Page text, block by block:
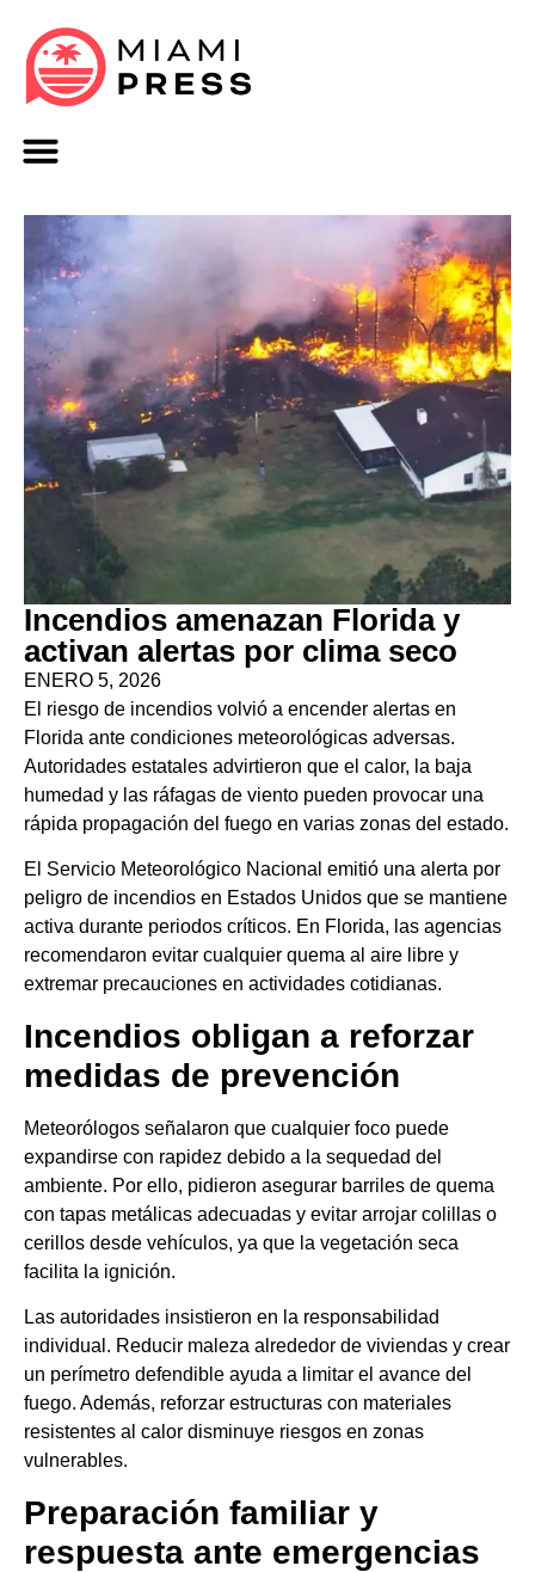
Incendios amenazan Florida y
activan alertas por clima seco
ENERO 5, 2026
El riesgo de incendios volvió a encender alertas en
Florida ante condiciones meteorológicas adversas.
Autoridades estatales advirtieron que el calor, la baja
humedad y las ráfagas de viento pueden provocar una
rápida propagación del fuego en varias zonas del estado.
El Servicio Meteorológico Nacional emitió una alerta por
peligro de incendios en Estados Unidos que se mantiene
activa durante periodos críticos. En Florida, las agencias
recomendaron evitar cualquier quema al aire libre y
extremar precauciones en actividades cotidianas.
Incendios obligan a reforzar
medidas de prevención
Meteorólogos señalaron que cualquier foco puede
expandirse con rapidez debido a la sequedad del
ambiente. Por ello, pidieron asegurar barriles de quema
con tapas metálicas adecuadas y evitar arrojar colillas o
cerillos desde vehículos, ya que la vegetación seca
facilita la ignición.
Las autoridades insistieron en la responsabilidad
individual. Reducir maleza alrededor de viviendas y crear
un perímetro defendible ayuda a limitar el avance del
fuego. Además, reforzar estructuras con materiales
resistentes al calor disminuye riesgos en zonas
vulnerables.
Preparación familiar y
respuesta ante emergencias